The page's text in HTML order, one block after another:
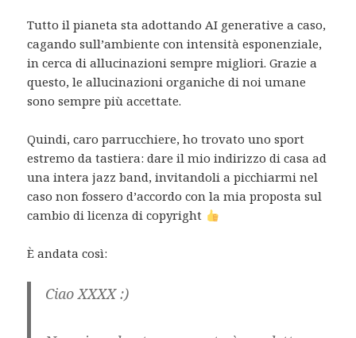
Tutto il pianeta sta adottando AI generative a caso,
cagando sull’ambiente con intensità esponenziale,
in cerca di allucinazioni sempre migliori. Grazie a
questo, le allucinazioni organiche di noi umane
sono sempre più accettate.
Quindi, caro parrucchiere, ho trovato uno sport
estremo da tastiera: dare il mio indirizzo di casa ad
una intera jazz band, invitandoli a picchiarmi nel
caso non fossero d’accordo con la mia proposta sul
cambio di licenza di copyright
È andata così:
Ciao XXXX :)